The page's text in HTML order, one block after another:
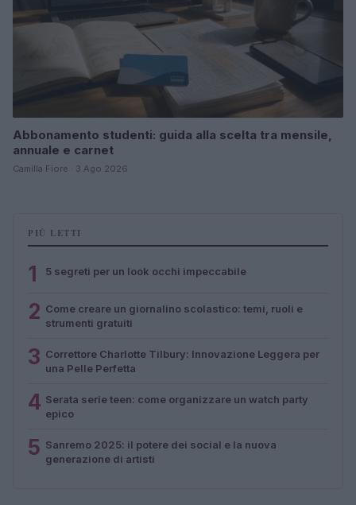
Abbonamento studenti: guida alla scelta tra mensile,
annuale e carnet
Camilla Fiore · 3 Ago 2026
PIÙ LETTI
1 5 segreti per un look occhi impeccabile
2 Come creare un giornalino scolastico: temi, ruoli e
strumenti gratuiti
3 Correttore Charlotte Tilbury: Innovazione Leggera per
una Pelle Perfetta
4 Serata serie teen: come organizzare un watch party
epico
5 Sanremo 2025: il potere dei social e la nuova
generazione di artisti